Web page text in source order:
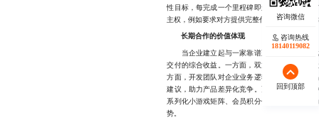
性目标，每完成一个里程碑即进行小范围测试
主权，例如要求对方提供完整代码文档与数据
长期合作的价值体现
当企业建立起与一家靠谱正规的策略小游戏
交付的综合收益。一方面，双方在磨合中形成
方面，开发团队对企业业务逻辑、用户画像和
建议，助力产品差异化竞争。更重要的是，这
系列化小游戏矩阵、会员积分体系或跨平台联
势。
咨询热线
18140119082
回到顶部